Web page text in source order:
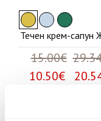
Течен крем-сапун
15.00€
10.50€